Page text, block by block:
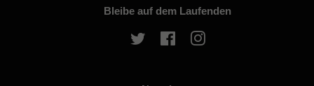
Bleibe auf dem Laufenden
Twitter Facebook